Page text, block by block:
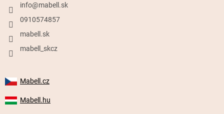
info@mabell.sk
0910574857
mabell.sk
mabell_skcz
Mabell.cz
Mabell.hu